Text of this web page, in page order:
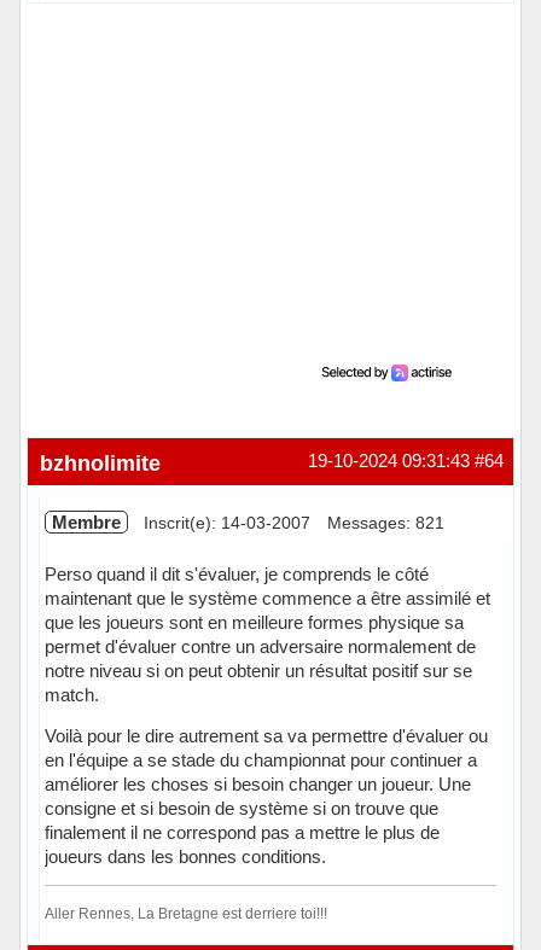
#64
19-10-2024 09:31:43
bzhnolimite
Membre Inscrit(e): 14-03-2007 Messages: 821
Perso quand il dit s'évaluer, je comprends le côté
maintenant que le système commence a être assimilé et
que les joueurs sont en meilleure formes physique sa
permet d'évaluer contre un adversaire normalement de
notre niveau si on peut obtenir un résultat positif sur se
match.
Voilà pour le dire autrement sa va permettre d'évaluer ou
en l'équipe a se stade du championnat pour continuer a
améliorer les choses si besoin changer un joueur. Une
consigne et si besoin de système si on trouve que
finalement il ne correspond pas a mettre le plus de
joueurs dans les bonnes conditions.
Aller Rennes, La Bretagne est derriere toi!!!